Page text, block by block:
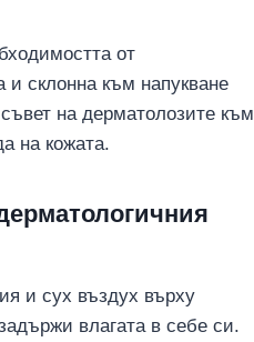
от
и склонна към напукване
на дерматолозите към
на кожата.
и сух въздух върху
влагата в себе си.